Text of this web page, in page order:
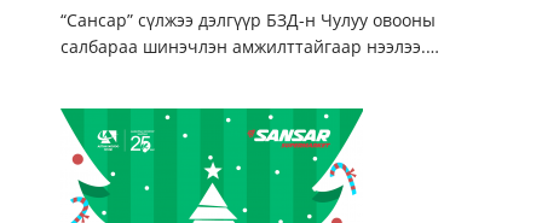
“Сансар” сүлжээ дэлгүүр БЗД-н Чулуу овооны
салбараа шинэчлэн амжилттайгаар нээлээ.…